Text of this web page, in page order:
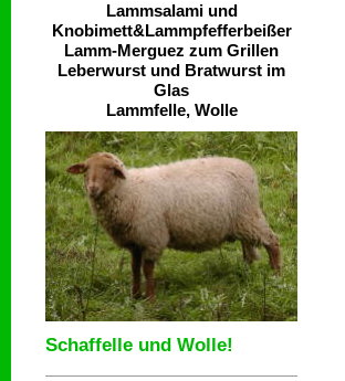
Lammsalami und
Knobimett&Lammpfefferbeißer
Lamm-Merguez zum Grillen
Leberwurst und Bratwurst im
Glas
Lammfelle, Wolle
Schaffelle und Wolle!